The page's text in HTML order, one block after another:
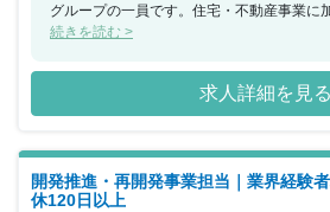
グループの一員です。住宅・不動産事業に
業が主軸です。その他にも美容、映画、音
ちしています。東日本、西日本エリアで1
ヵ月間は、契約社員(その後正社員登用を検
続きを読む >
求人詳細を見る
開発推進・再開発事業担当｜業界経験
休120日以上